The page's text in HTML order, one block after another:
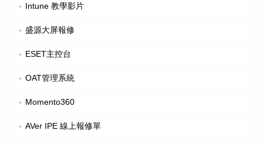
Intune 教學影片
盛源大屏報修
ESET主控台
OAT管理系統
Momento360
AVer IPE 線上報修單